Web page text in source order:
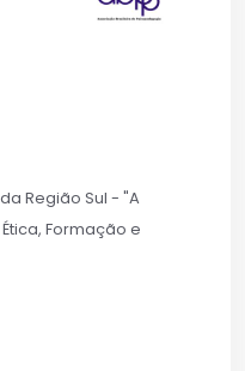
Região Sul - "A
Formação e